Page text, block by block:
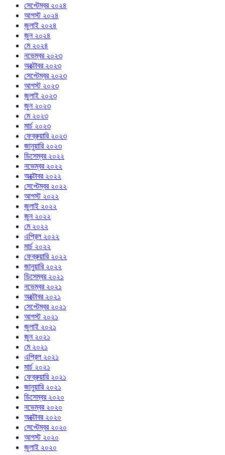
সেপ্টেম্বর ২০২৪
আগস্ট ২০২৪
জুলাই ২০২৪
জুন ২০২৪
মে ২০২৪
নভেম্বর ২০২৩
অক্টোবর ২০২৩
সেপ্টেম্বর ২০২৩
আগস্ট ২০২৩
জুলাই ২০২৩
জুন ২০২৩
মে ২০২৩
মার্চ ২০২৩
ফেব্রুয়ারি ২০২৩
জানুয়ারি ২০২৩
ডিসেম্বর ২০২২
নভেম্বর ২০২২
অক্টোবর ২০২২
সেপ্টেম্বর ২০২২
আগস্ট ২০২২
জুলাই ২০২২
জুন ২০২২
মে ২০২২
এপ্রিল ২০২২
মার্চ ২০২২
ফেব্রুয়ারি ২০২২
জানুয়ারি ২০২২
ডিসেম্বর ২০২১
নভেম্বর ২০২১
অক্টোবর ২০২১
সেপ্টেম্বর ২০২১
আগস্ট ২০২১
জুলাই ২০২১
জুন ২০২১
মে ২০২১
এপ্রিল ২০২১
মার্চ ২০২১
ফেব্রুয়ারি ২০২১
জানুয়ারি ২০২১
ডিসেম্বর ২০২০
নভেম্বর ২০২০
অক্টোবর ২০২০
সেপ্টেম্বর ২০২০
আগস্ট ২০২০
জুলাই ২০২০